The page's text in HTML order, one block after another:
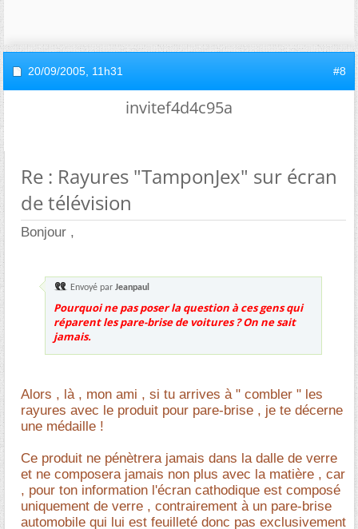
20/09/2005, 11h31 #8
invitef4d4c95a
Re : Rayures "TamponJex" sur écran
de télévision
Bonjour ,
Envoyé par Jeanpaul
Pourquoi ne pas poser la question à ces gens qui
réparent les pare-brise de voitures ? On ne sait
jamais.
Alors , là , mon ami , si tu arrives à " combler " les
rayures avec le produit pour pare-brise , je te décerne
une médaille !
Ce produit ne pénètrera jamais dans la dalle de verre
et ne composera jamais non plus avec la matière , car
, pour ton information l'écran cathodique est composé
uniquement de verre , contrairement à un pare-brise
automobile qui lui est feuilleté donc pas exclusivement